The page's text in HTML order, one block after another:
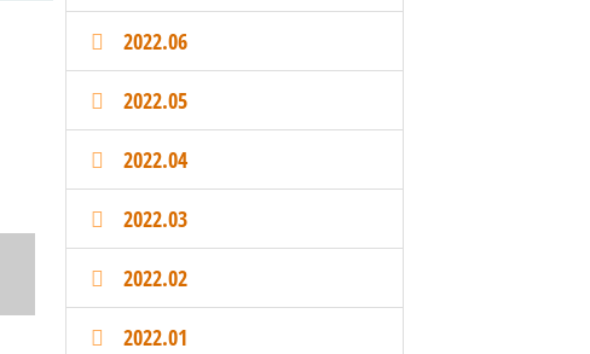
2022.06
2022.05
2022.04
2022.03
2022.02
2022.01